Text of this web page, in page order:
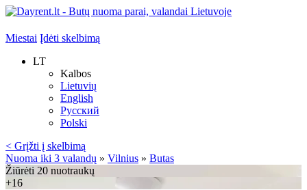
Miestai Įdėti skelbimą
LT
Kalbos
Lietuvių
English
Русский
Polski
< Grįžti į skelbimą
Nuoma iki 3 valandų » Vilnius » Butas
Žiūrėti 20 nuotraukų
+16